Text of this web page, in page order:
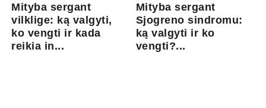
Mityba sergant
vilklige: ką valgyti,
ko vengti ir kada
reikia in...
Mityba sergant
Sjogreno sindromu:
ką valgyti ir ko
vengti?...